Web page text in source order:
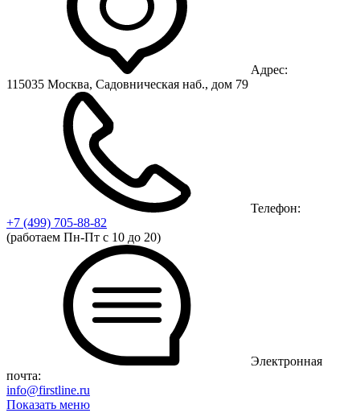
Адрес:
115035 Москва, Садовническая наб., дом 79
Телефон:
+7 (499) 705-88-82
(работаем Пн-Пт с 10 до 20)
Электронная
почта:
info@firstline.ru
Показать меню